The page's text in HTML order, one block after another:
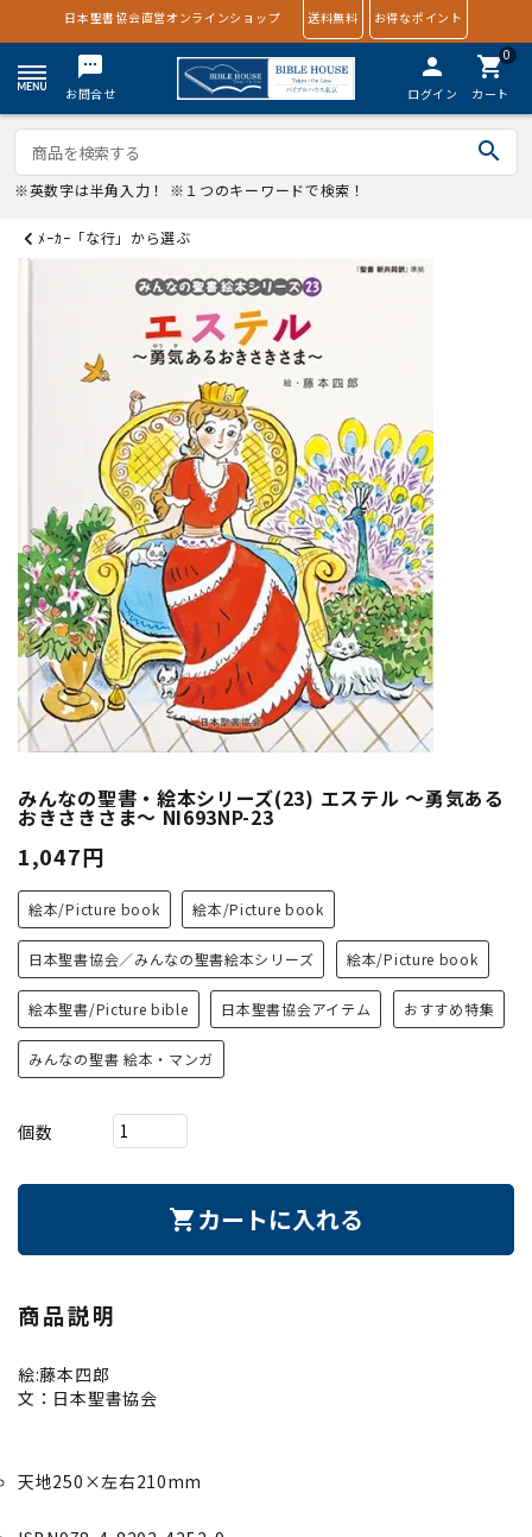
日本聖書協会直営オンラインショップ 送料無料 お得なポイント
textsms
お問合せ
person
ログイン
0
shopping_cart
カート
search
※英数字は半角入力！ ※１つのキーワードで検索！
ﾒｰｶｰ「な行」から選ぶ
みんなの聖書・絵本シリーズ(23) エステル ～勇気ある
おきさきさま～ NI693NP-23
1,047円
絵本/Picture book 絵本/Picture book
日本聖書協会／みんなの聖書絵本シリーズ 絵本/Picture book
絵本聖書/Picture bible 日本聖書協会アイテム おすすめ特集
みんなの聖書 絵本・マンガ
個数
shopping_cart カートに入れる
商品説明
絵:藤本四郎
文：日本聖書協会
天地250×左右210mm